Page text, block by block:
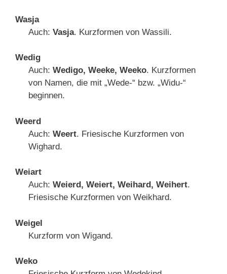
Wasja
Auch: Vasja. Kurzformen von Wassili.
Wedig
Auch: Wedigo, Weeke, Weeko. Kurzformen
von Namen, die mit „Wede-“ bzw. „Widu-“
beginnen.
Weerd
Auch: Weert. Friesische Kurzformen von
Wighard.
Weiart
Auch: Weierd, Weiert, Weihard, Weihert.
Friesische Kurzformen von Weikhard.
Weigel
Kurzform von Wigand.
Weko